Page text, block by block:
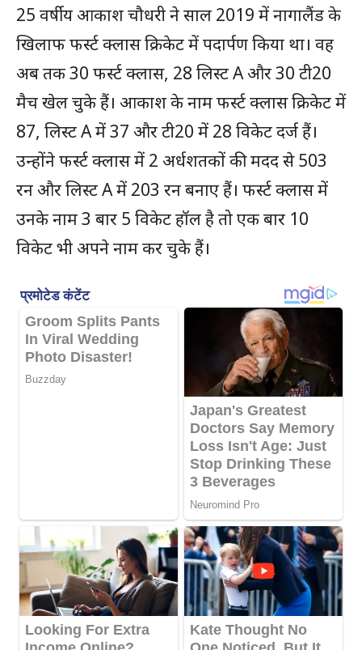
25 वर्षीय आकाश चौधरी ने साल 2019 में नागालैंड के
खिलाफ फर्स्ट क्लास क्रिकेट में पदार्पण किया था। वह
अब तक 30 फर्स्ट क्लास, 28 लिस्ट A और 30 टी20
मैच खेल चुके हैं। आकाश के नाम फर्स्ट क्लास क्रिकेट में
87, लिस्ट A में 37 और टी20 में 28 विकेट दर्ज हैं।
उन्होंने फर्स्ट क्लास में 2 अर्धशतकों की मदद से 503
रन और लिस्ट A में 203 रन बनाए हैं। फर्स्ट क्लास में
उनके नाम 3 बार 5 विकेट हॉल है तो एक बार 10
विकेट भी अपने नाम कर चुके हैं।